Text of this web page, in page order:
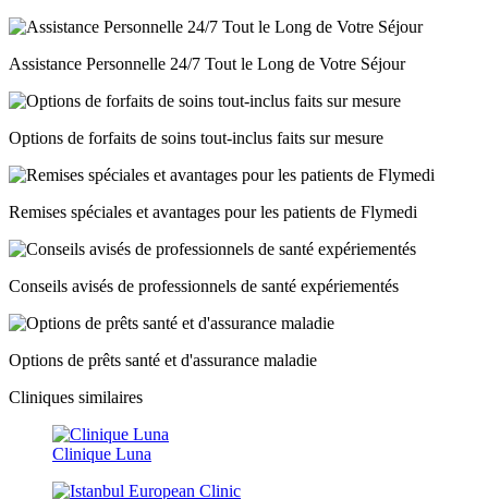
Assistance Personnelle 24/7 Tout le Long de Votre Séjour
Options de forfaits de soins tout-inclus faits sur mesure
Remises spéciales et avantages pour les patients de Flymedi
Conseils avisés de professionnels de santé expériementés
Options de prêts santé et d'assurance maladie
Cliniques similaires
Clinique Luna